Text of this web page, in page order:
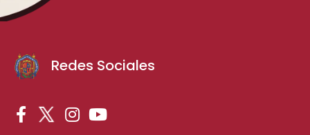
Redes Sociales